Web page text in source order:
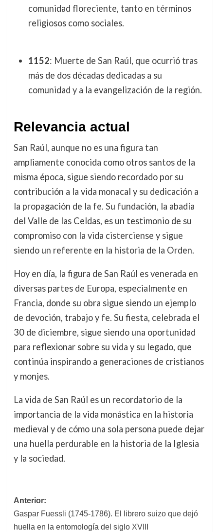
comunidad floreciente, tanto en términos
religiosos como sociales.
1152: Muerte de San Raúl, que ocurrió tras
más de dos décadas dedicadas a su
comunidad y a la evangelización de la región.
Relevancia actual
San Raúl, aunque no es una figura tan
ampliamente conocida como otros santos de la
misma época, sigue siendo recordado por su
contribución a la vida monacal y su dedicación a
la propagación de la fe. Su fundación, la abadía
del Valle de las Celdas, es un testimonio de su
compromiso con la vida cisterciense y sigue
siendo un referente en la historia de la Orden.
Hoy en día, la figura de San Raúl es venerada en
diversas partes de Europa, especialmente en
Francia, donde su obra sigue siendo un ejemplo
de devoción, trabajo y fe. Su fiesta, celebrada el
30 de diciembre, sigue siendo una oportunidad
para reflexionar sobre su vida y su legado, que
continúa inspirando a generaciones de cristianos
y monjes.
La vida de San Raúl es un recordatorio de la
importancia de la vida monástica en la historia
medieval y de cómo una sola persona puede dejar
una huella perdurable en la historia de la Iglesia
y la sociedad.
Navegación
de
Anterior:
Gaspar Fuessli (1745-1786). El librero suizo que dejó
huella en la entomología del siglo XVIII